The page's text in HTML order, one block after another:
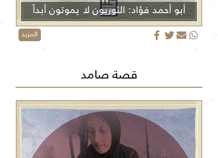
أبو أحمد فؤاد: الثوريون لا يموتون أبداً
المزيد
قصة صامد